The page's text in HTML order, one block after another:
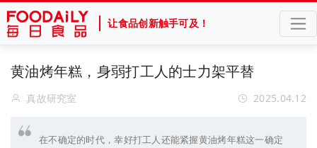
让食品创新触手可及！
黄油烤年糕，身弱打工人的士力架平替
真故研究室 2025.04.12
在不确定的时代，幸好打工人还能紧握黄油烤年糕这一确定